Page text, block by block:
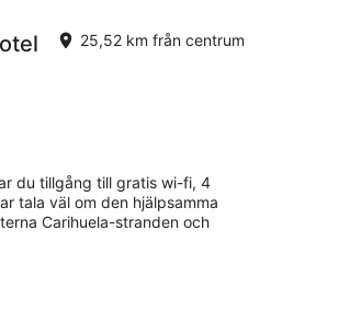
25,52 km från centrum
du tillgång till gratis wi-fi, 4
tala väl om den hjälpsamma
Carihuela-stranden och